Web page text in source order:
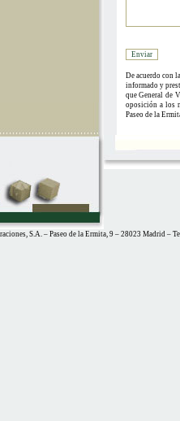
De acuerdo con
informado y
que General de
oposición a los
Paseo de la
S.A. – Paseo de la Ermita, 9 – 28023 Madrid –